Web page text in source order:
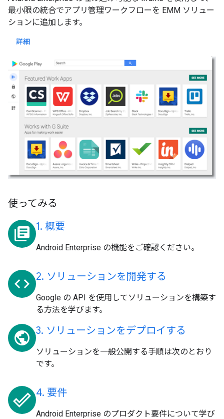
最小限の統合でアプリ管理ワークフローを EMM ソリュー
ションに追加します。
詳細
使ってみる
library_books 1. 概要
Android Enterprise の機能をご確認ください。
code 2. ソリューションを開発する
Google の API を使用してソリューションを構築す
る方法を学びます。
public 3. ソリューションをデプロイする
ソリューションを一般公開する手順は次のとおり
です。
done_outline 4. 要件
Android Enterprise のプロダクト要件について学び